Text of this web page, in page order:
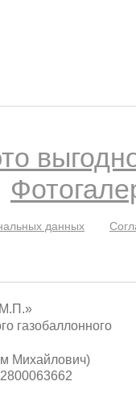
данных
газобаллонного
Михайлович)